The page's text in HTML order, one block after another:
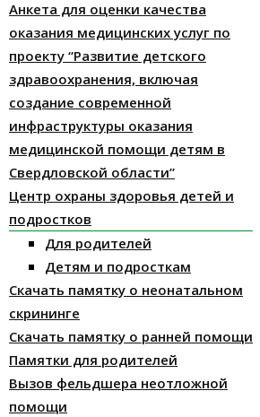
Анкета для оценки качества
оказания медицинских услуг по
проекту “Развитие детского
здравоохранения, включая
создание современной
инфраструктуры оказания
медицинской помощи детям в
Свердловской области”
Центр охраны здоровья детей и
подростков
Для родителей
Детям и подросткам
Скачать памятку о неонатальном
скрининге
Скачать памятку о ранней помощи
Памятки для родителей
Вызов фельдшера неотложной
помощи